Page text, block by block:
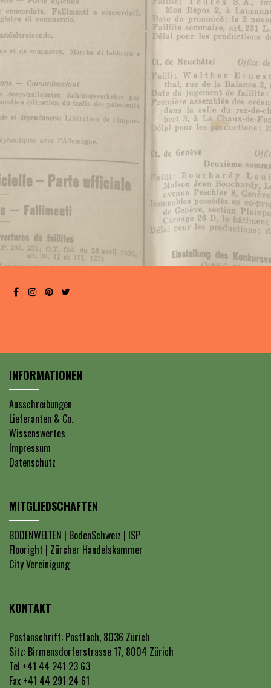
INFORMATIONEN
Ausschreibungen
Lieferanten & Co.
Wissenswertes
Impressum
Datenschutz
MITGLIEDSCHAFTEN
BODENWELTEN | BodenSchweiz | ISP
Flooright | Zürcher Handelskammer
City Vereinigung
KONTAKT
Postanschrift: Postfach, 8036 Zürich
Sitz: Birmensdorferstrasse 17, 8004 Zürich
Tel +41 44 241 23 63
Fax +41 44 291 24 61